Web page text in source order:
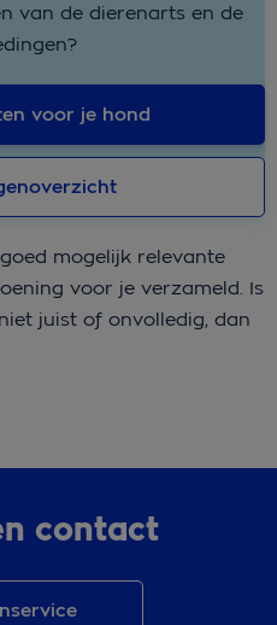
van de dierenarts en de
voor je hond
mogelijk relevante
voor je verzameld. Is
juist of onvolledig, dan
contact